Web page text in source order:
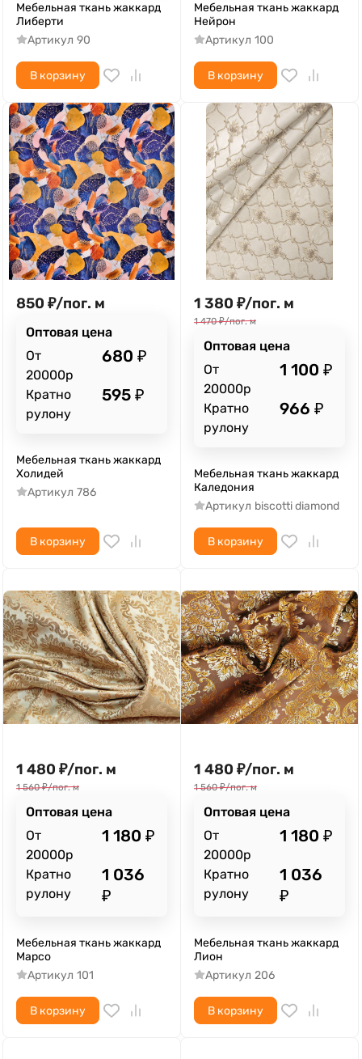
Мебельная ткань жаккард
Либерти
Артикул 90
В корзину
Мебельная ткань жаккард
Нейрон
Артикул 100
В корзину
850 ₽/пог. м
Оптовая цена
От
20000р
680 ₽
Кратно
рулону
595 ₽
Мебельная ткань жаккард
Холидей
Артикул 786
В корзину
1 380 ₽/пог. м
1 470 ₽/пог. м
Оптовая цена
От
20000р
1 100 ₽
Кратно
рулону
966 ₽
Мебельная ткань жаккард
Каледония
Артикул biscotti diamond
В корзину
1 480 ₽/пог. м
1 560 ₽/пог. м
Оптовая цена
От
20000р
1 180 ₽
Кратно
рулону
1 036
₽
Мебельная ткань жаккард
Марсо
Артикул 101
В корзину
1 480 ₽/пог. м
1 560 ₽/пог. м
Оптовая цена
От
20000р
1 180 ₽
Кратно
рулону
1 036
₽
Мебельная ткань жаккард
Лион
Артикул 206
В корзину